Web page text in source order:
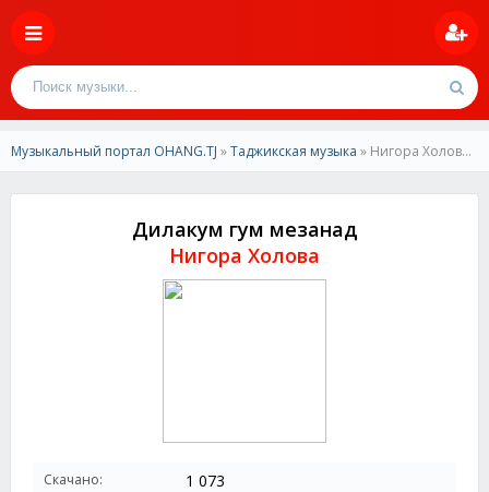
Музыкальный портал OHANG.TJ »Таджикская музыка » Нигора Холова-Дилакум гум мезанад
Дилакум гум мезанад
Нигора Холова
Скачано: 1 073